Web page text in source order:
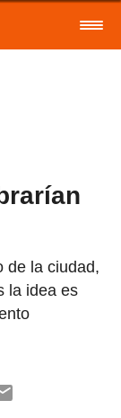
de la ciudad,
la idea es